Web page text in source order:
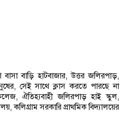
বাড়ি হাটবাজার, উত্তর জলিরপাড়,
সেই সাথে ক্লাস করতে পারছে না
কলেজ, ঐতিহ্যবাহী জলিরপাড় হাই স্কুল,
কলিগ্রাম সরকারি প্রাথমিক বিদ্যালয়ের